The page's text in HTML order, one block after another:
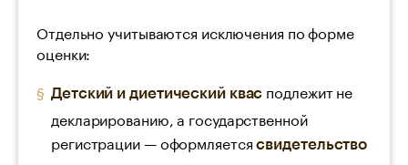
Отдельно учитываются исключения по форме
оценки:
Детский и диетический квас подлежит не
декларированию, а государственной
регистрации — оформляетсясвидетельство